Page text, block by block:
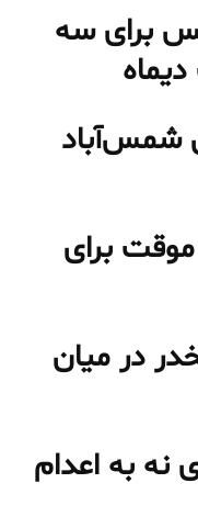
برای سه
شمس‌آباد
موقت برای
در میان
نه به اعدام